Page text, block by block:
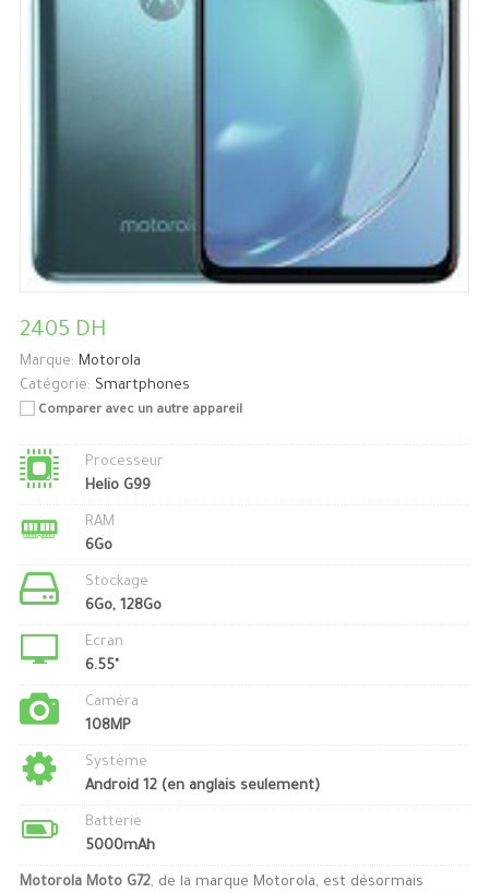
2405 DH
Marque: Motorola
Catégorie: Smartphones
Comparer avec un autre appareil
Processeur
Helio G99
RAM
6Go
Stockage
6Go, 128Go
Ecran
6.55"
Caméra
108MP
Système
Android 12 (en anglais seulement)
Batterie
5000mAh
Motorola Moto G72, de la marque Motorola, est désormais